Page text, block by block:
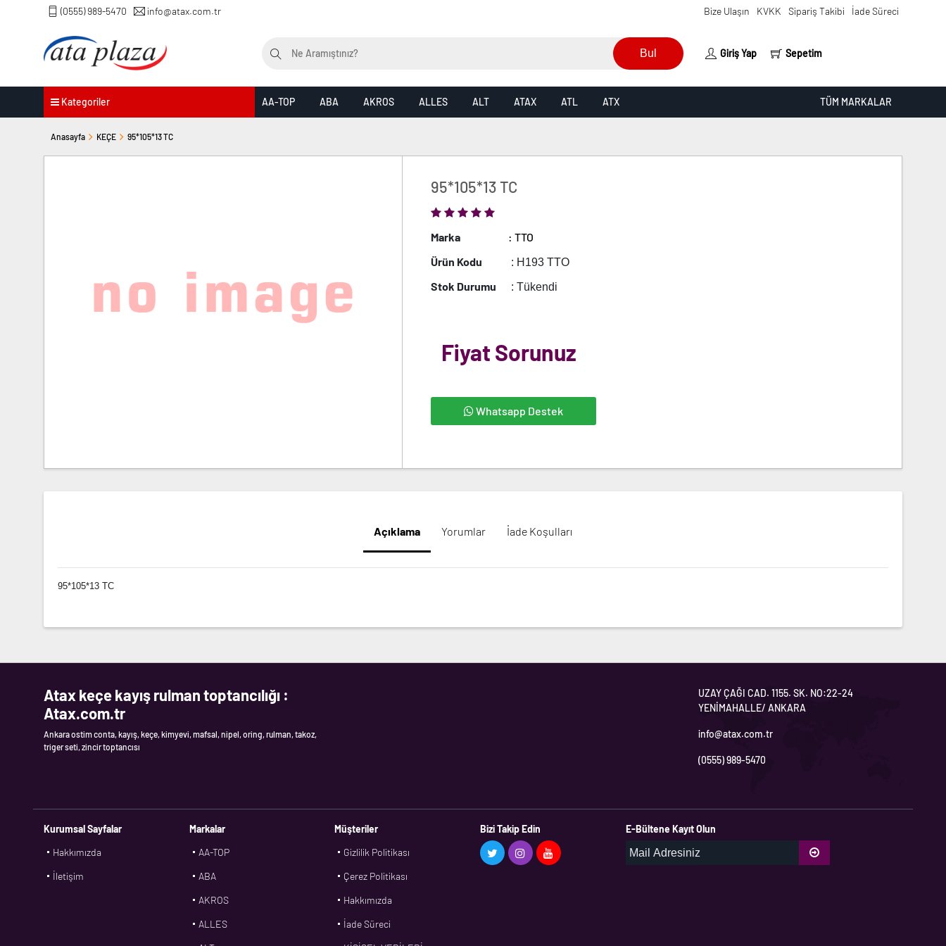
(0555) 989-5470 info@atax.com.tr Bize Ulaşın KVKK Sipariş Takibi İade Süreci
Bul Giriş Yap Sepetim
Kategoriler AA-TOP ABA AKROS ALLES ALT ATAX ATL ATX TÜM MARKALAR
Anasayfa KEÇE 95*105*13 TC
95*105*13 TC
Marka
: TTO
Ürün Kodu
: H193 TTO
Stok Durumu : Tükendi
Fiyat Sorunuz
Whatsapp Destek
Açıklama Yorumlar İade Koşulları
95*105*13 TC
Atax keçe kayış rulman toptancılığı :
Atax.com.tr
Ankara ostim conta, kayış, keçe, kimyevi, mafsal, nipel, oring, rulman, takoz,
triger seti, zincir toptancısı
UZAY ÇAĞI CAD. 1155. SK. NO:22-24
YENİMAHALLE/ ANKARA
info@atax.com.tr
(0555) 989-5470
Kurumsal Sayfalar
Hakkımızda
İletişim
Markalar
AA-TOP
ABA
AKROS
ALLES
Müşteriler
Gizlilik Politikası
Çerez Politikası
Hakkımızda
İade Süreci
Bizi Takip Edin E-Bültene Kayıt Olun